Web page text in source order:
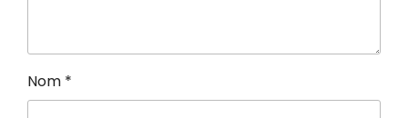
Nom *